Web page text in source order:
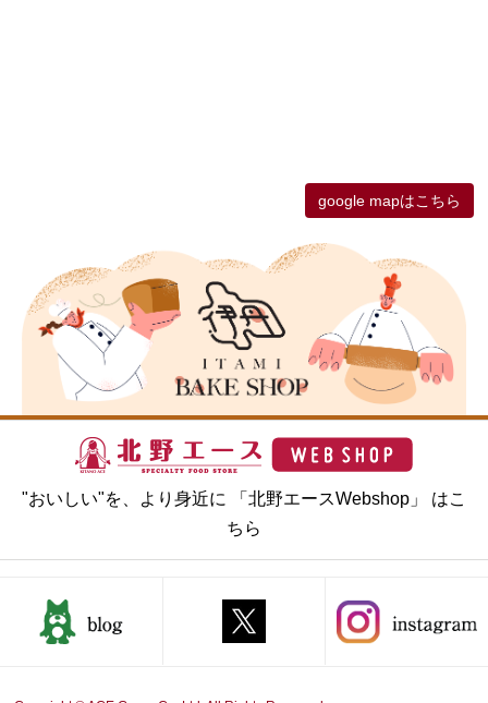
google mapはこちら
"おいしい"を、より身近に 「北野エースWebshop」 はこ
ちら